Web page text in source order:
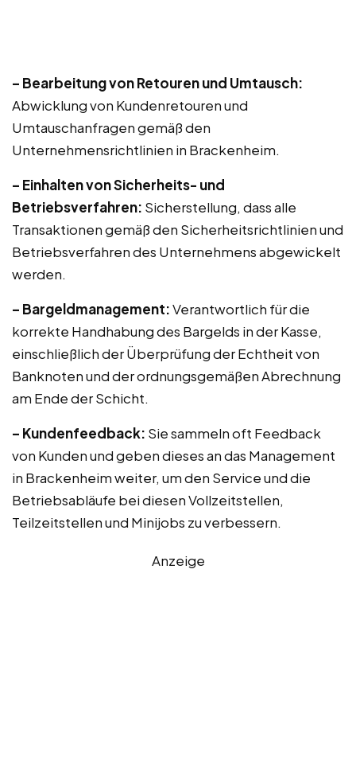
– Bearbeitung von Retouren und Umtausch:
Abwicklung von Kundenretouren und
Umtauschanfragen gemäß den
Unternehmensrichtlinien in Brackenheim.
– Einhalten von Sicherheits- und
Betriebsverfahren: Sicherstellung, dass alle
Transaktionen gemäß den Sicherheitsrichtlinien und
Betriebsverfahren des Unternehmens abgewickelt
werden.
– Bargeldmanagement:Verantwortlich für die
korrekte Handhabung des Bargelds in der Kasse,
einschließlich der Überprüfung der Echtheit von
Banknoten und der ordnungsgemäßen Abrechnung
am Ende der Schicht.
– Kundenfeedback: Sie sammeln oft Feedback
von Kunden und geben dieses an das Management
in Brackenheim weiter, um den Service und die
Betriebsabläufe bei diesen Vollzeitstellen,
Teilzeitstellen und Minijobs zu verbessern.
Anzeige